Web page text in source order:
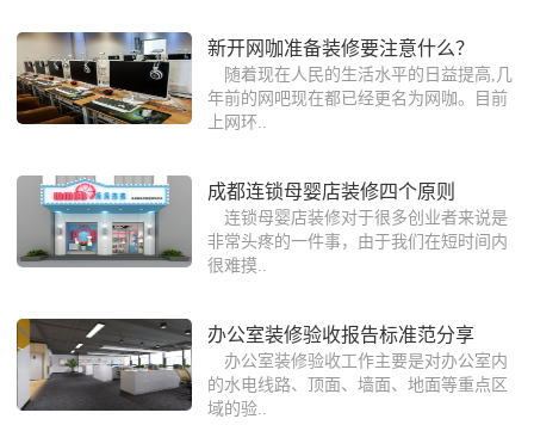
新开网咖准备装修要注意什么？
随着现在人民的生活水平的日益提高,几
年前的网吧现在都已经更名为网咖。目前
上网环..
成都连锁母婴店装修四个原则
连锁母婴店装修对于很多创业者来说是
非常头疼的一件事，由于我们在短时间内
很难摸..
办公室装修验收报告标准范分享
办公室装修验收工作主要是对办公室内
的水电线路、顶面、墙面、地面等重点区
域的验..